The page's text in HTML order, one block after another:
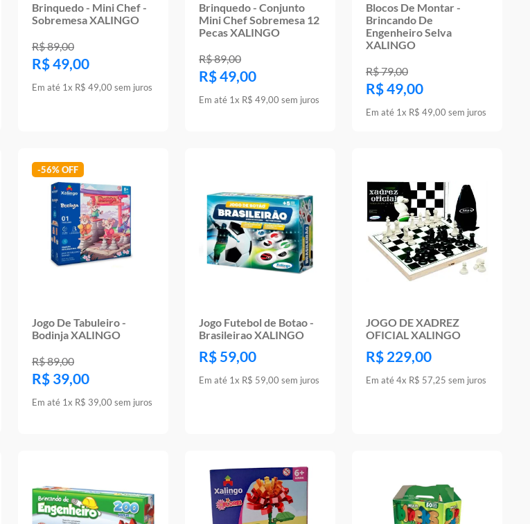
Brinquedo - Mini Chef -
Sobremesa XALINGO
R$89,00
R$49,00
Em até 1x R$ 49,00 sem juros
Brinquedo - Conjunto
Mini Chef Sobremesa 12
Pecas XALINGO
R$89,00
R$49,00
Em até 1x R$ 49,00 sem juros
Blocos De Montar -
Brincando De
Engenheiro Selva
XALINGO
R$79,00
R$49,00
Em até 1x R$ 49,00 sem juros
-56%
Jogo De Tabuleiro -
Bodinja XALINGO
R$89,00
R$ 39,00
Em até 1x R$ 39,00 sem juros
Jogo Futebol de Botao -
Brasileirao XALINGO
R$ 59,00
Em até 1x R$ 59,00 sem juros
JOGO DE XADREZ
OFICIAL XALINGO
R$ 229,00
Em até4x R$ 57,25 sem juros